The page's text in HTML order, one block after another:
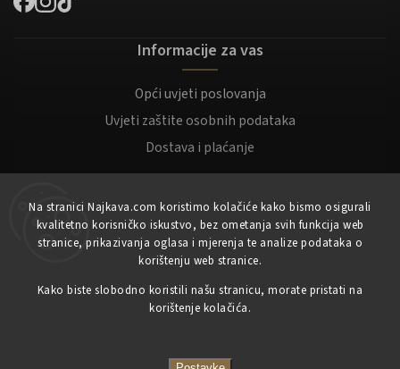
Na stranici Najkava.com koristimo kolačiće kako bismo osigurali
kvalitetno korisničko iskustvo, bez ometanja svih funkcija web
stranice, prikazivanja oglasa i mjerenja te analize podataka o
korištenju web stranice.
Kako biste slobodno koristili našu stranicu, morate pristati na
korištenje kolačića.
Informacije za vas
Opći uvjeti poslovanja
Uvjeti zaštite osobnih podataka
Dostava i plaćanje
Moj račun
Registracija
Prijaviti se
Copyright 2023NajKava.com